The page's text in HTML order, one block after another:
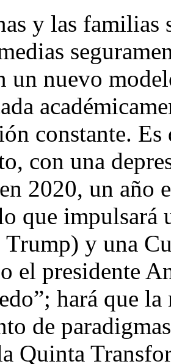
y las familias
un nuevo
constante.
con una
2020, un año
que impulsará
Trump) y una
el presidente
hará que
de
Quinta